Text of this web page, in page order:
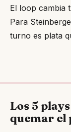
El loop cambia
Para
turno es plata
Los 5
quemar el